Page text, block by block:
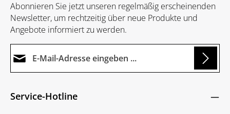
Abonnieren Sie jetzt unseren regelmäßig erscheinenden
Newsletter, um rechtzeitig über neue Produkte und
Angebote informiert zu werden.
Ich habe dieDatenschutzbestimmungen
Die mit einem Stern (*) markierten Felder sind
Service-Hotline